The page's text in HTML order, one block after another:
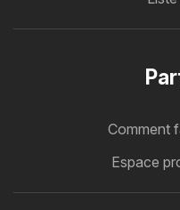
Comment
Espace